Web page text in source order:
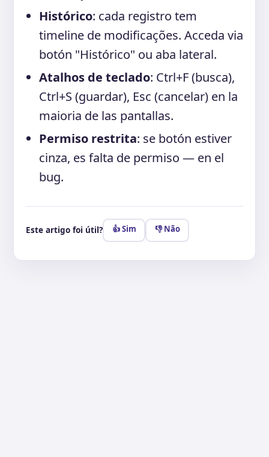
Histórico: cada registro tem
timeline de modificações. Acceda via
botón "Histórico" ou aba lateral.
Atalhos de teclado: Ctrl+F (busca),
Ctrl+S (guardar), Esc (cancelar) en la
maioria de las pantallas.
Permiso restrita: se botón estiver
cinza, es falta de permiso — en el
bug.
Este artigo foi útil? 👍 Sim 👎 Não